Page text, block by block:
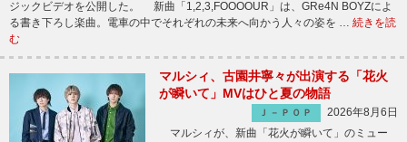
ジックビデオを公開した。 新曲「1,2,3,FOOOOUR」は、GRe4N BOYZによ
る書き下ろし楽曲。電車の中でそれぞれの未来へ向かう人々の姿を … 続きを読
む
マルシィ、古園井寧々が出演する「花火
が瞬いて」MVはひと夏の物語
Ｊ－ＰＯＰ
2026年8月6日
マルシィが、新曲「花火が瞬いて」のミュー